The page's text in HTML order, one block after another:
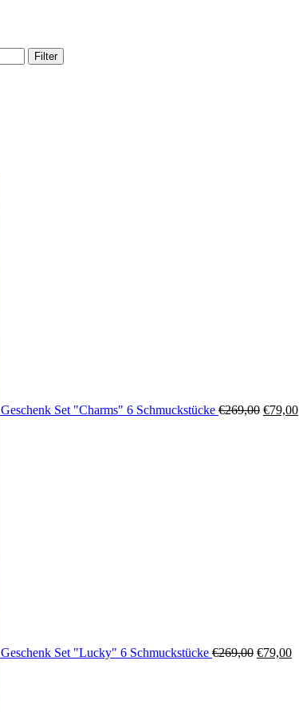
Filter
Geschenk Set "Charms" 6 Schmuckstücke €269,00 €79,00
Geschenk Set "Lucky" 6 Schmuckstücke €269,00 €79,00